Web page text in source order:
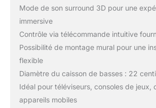
Mode de son surround 3D pour une
immersive
Contrôle via télécommande intuitive
Possibilité de montage mural pour une
flexible
Diamètre du caisson de basses : 22
Idéal pour téléviseurs, consoles de jeux,
appareils mobiles